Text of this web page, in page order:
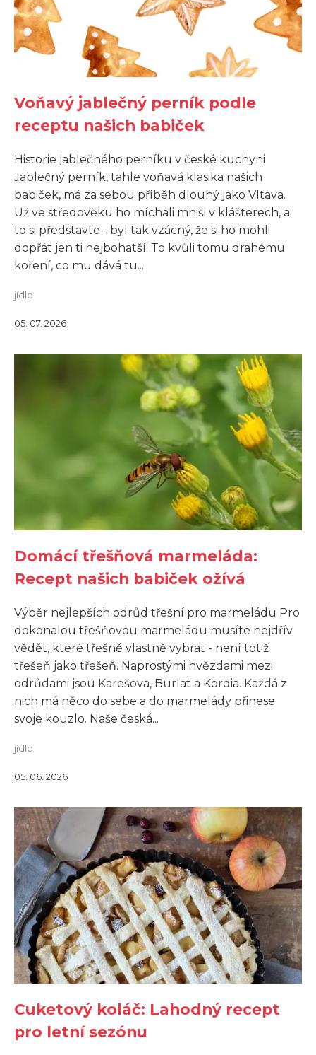
Voňavý jablečný perník podle
receptu našich babiček
Historie jablečného perníku v české kuchyni
Jablečný perník, tahle voňavá klasika našich
babiček, má za sebou příběh dlouhý jako Vltava.
Už ve středověku ho míchali mniši v klášterech, a
to si představte - byl tak vzácný, že si ho mohli
dopřát jen ti nejbohatší. To kvůli tomu drahému
koření, co mu dává tu...
jídlo
05. 07. 2026
Domácí třešňová marmeláda:
Recept našich babiček ožívá
Výběr nejlepších odrůd třešní pro marmeládu Pro
dokonalou třešňovou marmeládu musíte nejdřív
vědět, které třešně vlastně vybrat - není totiž
třešeň jako třešeň. Naprostými hvězdami mezi
odrůdami jsou Karešova, Burlat a Kordia. Každá z
nich má něco do sebe a do marmelády přinese
svoje kouzlo. Naše česká...
jídlo
05. 06. 2026
Cuketový koláč: Lahodný recept
pro letní sezónu